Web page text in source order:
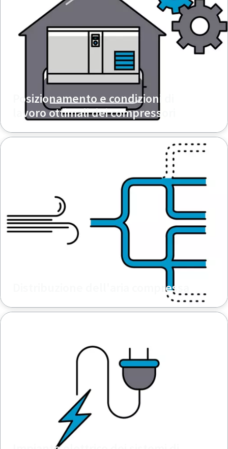
Posizionamento e condizioni di
lavoro ottimali dei compressori
Distribuzione dell'aria compressa